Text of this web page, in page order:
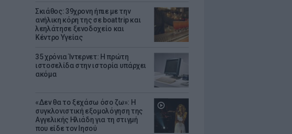
Σκιάθος: 39χρονη ήπιε με την
ανήλικη κόρη της σε boat trip και
λεηλάτησε ξενοδοχείο και
Κέντρο Υγείας
35 χρόνια Ίντερνετ: Η πρώτη
ιστοσελίδα στην ιστορία υπάρχει
ακόμα
«Δεν θα το ξεχάσω όσο ζω»: Η
συγκλονιστική εξομολόγηση της
Αγγελικής Ηλιάδη για τη στιγμή
που είδε τον Ιησού